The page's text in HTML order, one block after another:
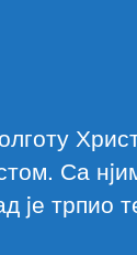
Са
jе трпио